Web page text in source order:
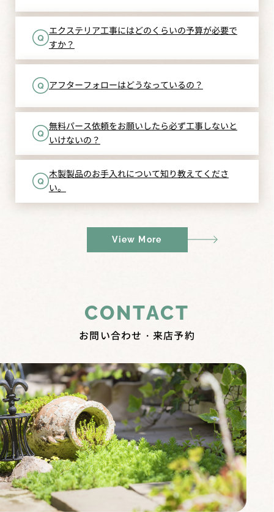
リゾートガーデン部門！SASAZO-POOLGARDEN サイトオ
ープンしました
リニューアルオープンのお知らせ
2025.08.10 お知らせ
施工実績に三木市 ガーデンルームでお庭をリフォームを追
加しました
2022.12.31
お正月休みのお知らせ
2022.09.10 イベント
施工実績に西脇市 ナチュラルでおしゃれな外構を追加し
ました
2024.01.31
施工実績に西脇市 やっぱり便利！3台用ガレージのある
外構を追加しました
エクステリア工事にはどのくらいの予算が必要で
すか？
アフターフォローはどうなっているの？
無料パース依頼をお願いしたら必ず工事しないと
いけないの？
木製製品のお手入れについて知り教えてくださ
い。
View More
CONTACT
お問い合わせ・来店予約